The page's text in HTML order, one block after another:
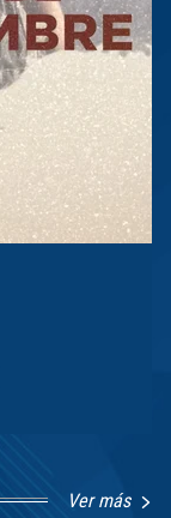
Ver más